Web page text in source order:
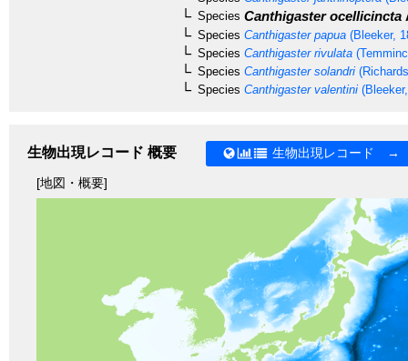
Species Canthigaster ocellicincta
Species Canthigaster papua (Bleeker,
Species Canthigaster rivulata
Species Canthigaster solandri
Species Canthigaster valentini
生物出現レコード 概要 生物出現レコード →
[地図・概要]